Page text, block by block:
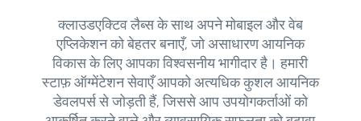
क्लाउडएक्टिव लैब्स के साथ अपने मोबाइल और वेब
एप्लिकेशन को बेहतर बनाएँ, जो असाधारण आयनिक
विकास के लिए आपका विश्वसनीय भागीदार है। हमारी
स्टाफ़ ऑग्मेंटेशन सेवाएँ आपको अत्यधिक कुशल आयनिक
डेवलपर्स से जोड़ती हैं, जिससे आप उपयोगकर्ताओं को